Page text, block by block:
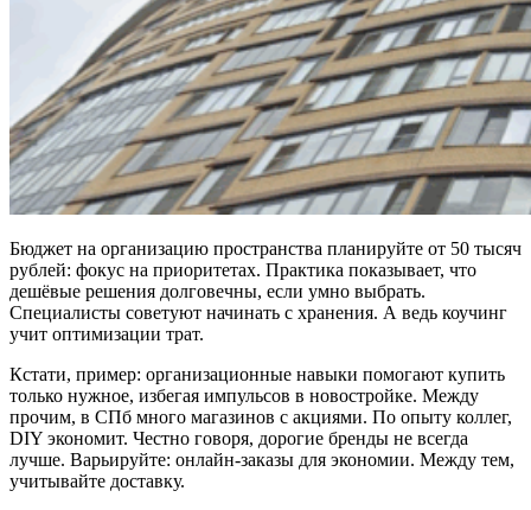
Бюджет на организацию пространства планируйте от 50 тысяч
рублей: фокус на приоритетах. Практика показывает, что
дешёвые решения долговечны, если умно выбрать.
Специалисты советуют начинать с хранения. А ведь коучинг
учит оптимизации трат.
Кстати, пример: организационные навыки помогают купить
только нужное, избегая импульсов в новостройке. Между
прочим, в СПб много магазинов с акциями. По опыту коллег,
DIY экономит. Честно говоря, дорогие бренды не всегда
лучше. Варьируйте: онлайн-заказы для экономии. Между тем,
учитывайте доставку.